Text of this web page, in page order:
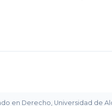
en Derecho, Universidad de